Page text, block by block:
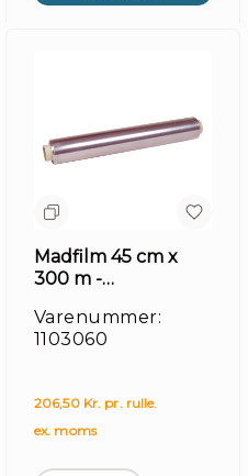
Madfilm 45 cm x
300 m -
Varenummer:
1103060
206,50 Kr. pr. rulle.
ex. moms